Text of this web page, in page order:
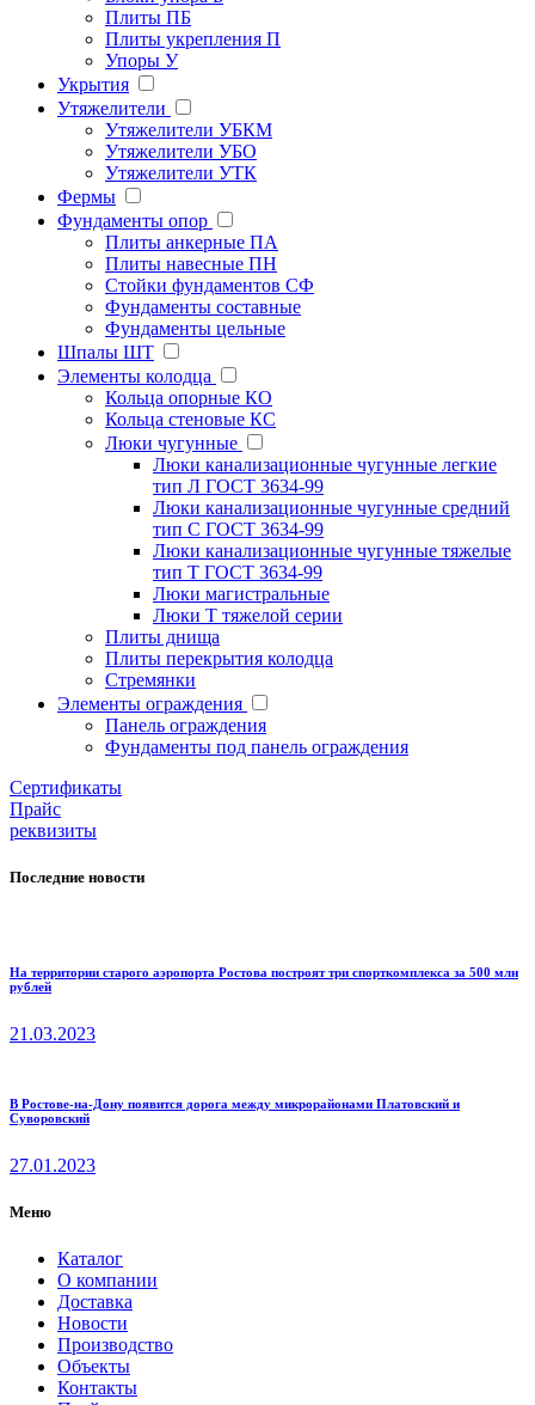
Плиты ПБ
Плиты укрепления П
Упоры У
Укрытия
Утяжелители
Утяжелители УБКМ
Утяжелители УБО
Утяжелители УТК
Фермы
Фундаменты опор
Плиты анкерные ПА
Плиты навесные ПН
Стойки фундаментов СФ
Фундаменты составные
Фундаменты цельные
Шпалы ШТ
Элементы колодца
Кольца опорные КО
Кольца стеновые КС
Люки чугунные
Люки канализационные чугунные легкие
тип Л ГОСТ 3634-99
Люки канализационные чугунные средний
тип С ГОСТ 3634-99
Люки канализационные чугунные тяжелые
тип Т ГОСТ 3634-99
Люки магистральные
Люки Т тяжелой серии
Плиты днища
Плиты перекрытия колодца
Стремянки
Элементы ограждения
Панель ограждения
Фундаменты под панель ограждения
Cертификаты
Прайс
реквизиты
Последние новости
На территории старого аэропорта Ростова построят три спорткомплекса за 500 млн
рублей
21.03.2023
В Ростове-на-Дону появится дорога между микрорайонами Платовский и
Суворовский
27.01.2023
Меню
Каталог
О компании
Доставка
Новости
Производство
Объекты
Контакты